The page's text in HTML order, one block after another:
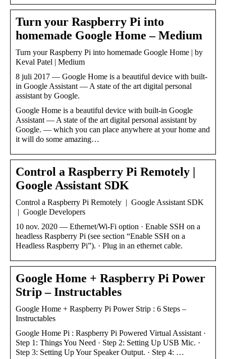
Turn your Raspberry Pi into
homemade Google Home – Medium
Turn your Raspberry Pi into homemade Google Home | by
Keval Patel | Medium
8 juli 2017 — Google Home is a beautiful device with built-
in Google Assistant — A state of the art digital personal
assistant by Google.
Google Home is a beautiful device with built-in Google
Assistant — A state of the art digital personal assistant by
Google. — which you can place anywhere at your home and
it will do some amazing…
Control a Raspberry Pi Remotely |
Google Assistant SDK
Control a Raspberry Pi Remotely | Google Assistant SDK
| Google Developers
10 nov. 2020 — Ethernet/Wi-Fi option · Enable SSH on a
headless Raspberry Pi (see section “Enable SSH on a
Headless Raspberry Pi”). · Plug in an ethernet cable.
Google Home + Raspberry Pi Power
Strip – Instructables
Google Home + Raspberry Pi Power Strip : 6 Steps –
Instructables
Google Home Pi : Raspberry Pi Powered Virtual Assistant ·
Step 1: Things You Need · Step 2: Setting Up USB Mic. ·
Step 3: Setting Up Your Speaker Output. · Step 4: …